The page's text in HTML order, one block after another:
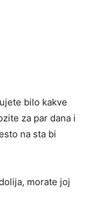
bilo kakve
za par dana i
na sta bi
morate joj